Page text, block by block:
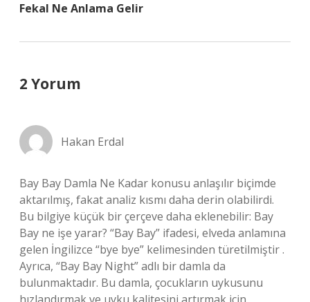
Fekal Ne Anlama Gelir
2 Yorum
Hakan Erdal
Bay Bay Damla Ne Kadar konusu anlaşılır biçimde
aktarılmış, fakat analiz kısmı daha derin olabilirdi.
Bu bilgiye küçük bir çerçeve daha eklenebilir: Bay
Bay ne işe yarar? “Bay Bay” ifadesi, elveda anlamına
gelen İngilizce “bye bye” kelimesinden türetilmiştir .
Ayrıca, “Bay Bay Night” adlı bir damla da
bulunmaktadır. Bu damla, çocukların uykusunu